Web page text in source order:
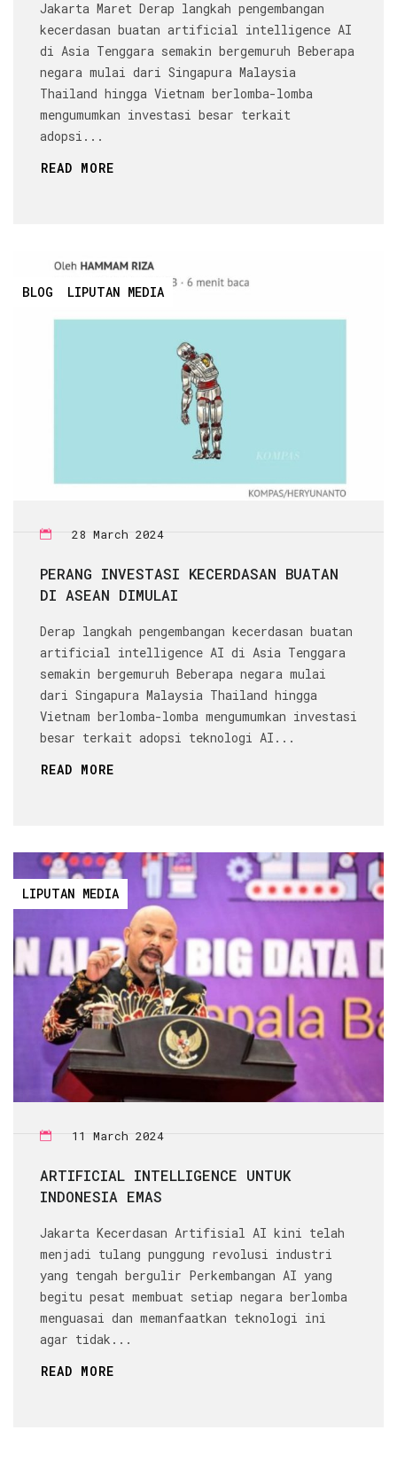
Jakarta Maret Derap langkah pengembangan
kecerdasan buatan artificial intelligence AI
di Asia Tenggara semakin bergemuruh Beberapa
negara mulai dari Singapura Malaysia
Thailand hingga Vietnam berlomba-lomba
mengumumkan investasi besar terkait
adopsi...
READ MORE
BLOG LIPUTAN MEDIA
28 March 2024
PERANG INVESTASI KECERDASAN BUATAN
DI ASEAN DIMULAI
Derap langkah pengembangan kecerdasan buatan
artificial intelligence AI di Asia Tenggara
semakin bergemuruh Beberapa negara mulai
dari Singapura Malaysia Thailand hingga
Vietnam berlomba-lomba mengumumkan investasi
besar terkait adopsi teknologi AI...
READ MORE
LIPUTAN MEDIA
11 March 2024
ARTIFICIAL INTELLIGENCE UNTUK
INDONESIA EMAS
Jakarta Kecerdasan Artifisial AI kini telah
menjadi tulang punggung revolusi industri
yang tengah bergulir Perkembangan AI yang
begitu pesat membuat setiap negara berlomba
menguasai dan memanfaatkan teknologi ini
agar tidak...
READ MORE